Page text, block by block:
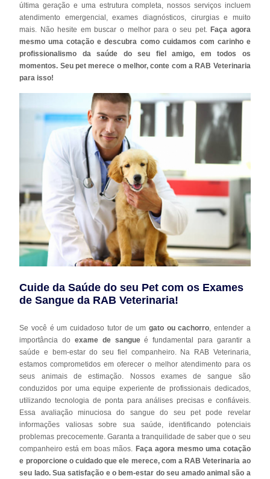
última geração e uma estrutura completa, nossos serviços incluem
atendimento emergencial, exames diagnósticos, cirurgias e muito
mais. Não hesite em buscar o melhor para o seu pet.Faça agora
mesmo uma cotação e descubra como cuidamos com carinho e
profissionalismo da saúde do seu fiel amigo, em todos os
momentos. Seu pet merece o melhor, conte com a RAB Veterinaria
para isso!
Cuide da Saúde do seu Pet com os Exames
de Sangue da RAB Veterinaria!
Se você é um cuidadoso tutor de um gato ou cachorro , entender a
importância doexame de sangueé fundamental para garantir a
saúde e bem-estar do seu fiel companheiro. Na RAB Veterinaria,
estamos comprometidos em oferecer o melhor atendimento para os
seus animais de estimação. Nossos exames de sangue são
conduzidos por uma equipe experiente de profissionais dedicados,
utilizando tecnologia de ponta para análises precisas e confiáveis.
Essa avaliação minuciosa do sangue do seu pet pode revelar
informações valiosas sobre sua saúde, identificando potenciais
problemas precocemente. Garanta a tranquilidade de saber que o seu
companheiro está em boas mãos. Faça agora mesmo uma cotação
e proporcione o cuidado que ele merece, com a RAB Veterinaria ao
seu lado. Sua satisfação e o bem-estar do seu amado animal são a